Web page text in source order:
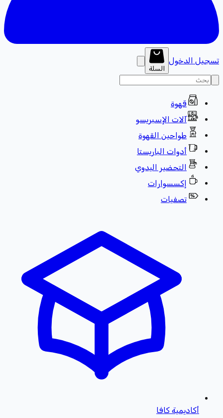
تسجيل الدخول
السلة
قهوة
آلات الإسبريسو
طواحين القهوة
أدوات الباريستا
التحضير اليدوي
إكسسوارات
تصفيات
أكاديمية كافا